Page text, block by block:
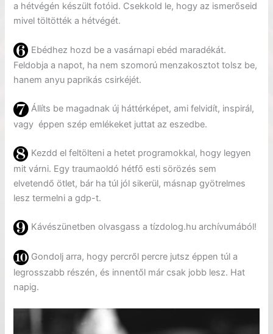
a hétvégén készült fotóid. Csekkold le, hogy az ismerőseid
mivel töltötték a hétvégét.
Ebédhez hozd be a vasárnapi ebéd maradékát.
Feldobja a napot, ha nem szomorú menzakosztot tolsz be,
hanem anyu paprikás csirkéjét.
Állíts be magadnak új háttérképet, ami felvidít, inspirál,
vagy éppen szép emlékeket juttat az eszedbe.
Kezdd el feltölteni a hetet programokkal, hogy legyen
mit várni. Egy traumaoldó hétfő esti sörözés sem
elvetendő ötlet, bár ha túl jól sikerül, másnap gyötrelmes
lesz termelni a gdp-t.
Kávészünetben olvasgass a tízdolog.hu archívumából!
Gondolj arra, hogy percről percre jutsz éppen túl a
legrosszabb részén, és innentől már csak jobb lesz. Hat
napig.